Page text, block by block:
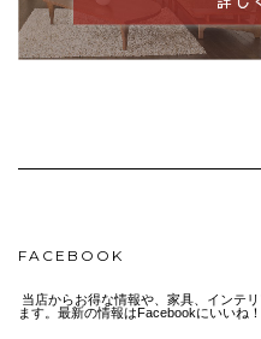
FACEBOOK
当店からお得な情報や、家具、インテ
ます。最新の情報はFacebookにいいね